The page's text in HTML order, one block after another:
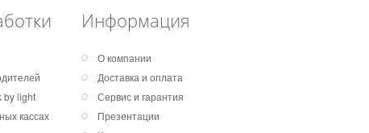
by light
кассах
Информация
О компании
Доставка и оплата
Сервис и гарантия
Презентации